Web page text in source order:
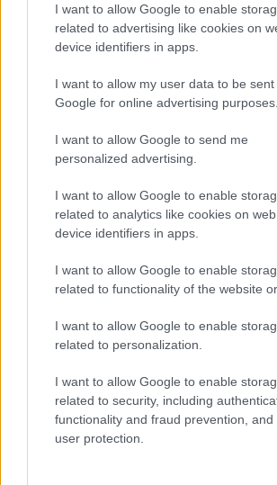
I want to allow Google to enable
related to advertising like cookies on
device identifiers in apps.
I want to allow my user data to be sent
Google for online advertising purposes.
I want to allow Google to send me
personalized advertising.
I want to allow Google to enable
related to analytics like cookies on
device identifiers in apps.
I want to allow Google to enable
related to functionality of the website
I want to allow Google to enable
related to personalization.
I want to allow Google to enable
related to security, including
functionality and fraud prevention, and
user protection.
Σχετικά με τησταθερότητα
αλλά και τιςπαρεμβάσεις
Λέκκας απάντησε ότι «υπάρχει
αβεβαιότητα, δεδομένου ότι το
είναι τεράστιο».
video
«Ενδεχόμενα έργα που
μείωναν τον κίνδυνο δεν είναι
πραγματοποιηθούν, ειδικότερα